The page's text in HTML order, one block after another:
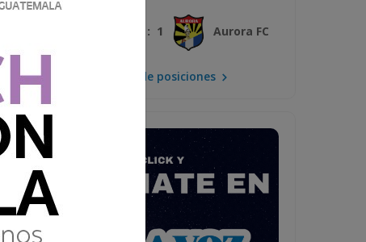
3 : 1 Aurora FC
Mira la tabla de posiciones